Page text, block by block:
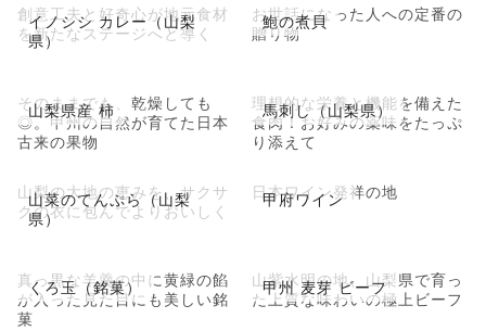
イノシシ カレー（山梨
県）
創意工夫と好奇心が地元食材
を新たなステージへと導く
鮑の煮貝
お世話になった人への定番の
贈り物
山梨県産 柿
そのままでも、乾燥しても
◎。甲州の自然が育てた日本
古来の果物
馬刺し（山梨県）
理想的な栄養と機能を備えた
食肉！お好みの薬味をたっぷ
り添えて
山菜のてんぷら（山梨
県）
山梨の大地の恵みを、サクサ
クの衣に包んでよりおいしく
甲府ワイン
日本ワイン発祥の地
くろ玉（銘菓）
真っ黒な羊羹の中に黄緑の餡
が入った見た目にも美しい銘
菓
甲州 麦芽 ビーフ
山紫水明の地、山梨県で育っ
た上質な味わいの極上ビーフ